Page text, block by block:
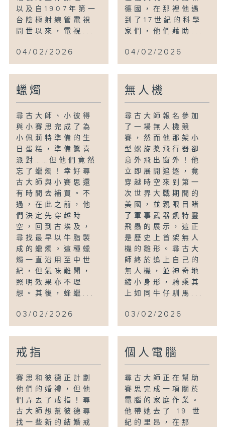
以及自1907年第一
台陰極射線管電視
問世以來，電視...
04/02/2026
德國，在那裡他遇
到了17世紀的科學
家們，他們藉助...
04/02/2026
蠟燭
尋古大師、小彼得
與小賽思完成了為
小佩莉特準備的生
日蛋糕，準備驚喜
派對……但他們竟然
忘了蠟燭！幸好尋
古大師與小賽思還
有時間去補買。不
過，在此之前，他
們決定先穿越時
空，回到古埃及，
尋找最早以牛脂製
成的蠟燭。這種蠟
燭一直沿用至中世
紀，但氣味難聞，
照明效果亦不理
想。其後，蜂蠟...
03/02/2026
無人機
尋古大師報名參加
了一場無人機競
賽，然而他那架小
型螺旋槳飛行器卻
意外飛出窗外！他
立即展開追逐，竟
穿越時空來到第一
次世界大戰期間的
美國，並親眼目睹
了軍事武器凱特靈
飛蟲的展示，這正
是歷史上首架無人
機的雛形。尋古大
師終於追上自己的
無人機，並神奇地
縮小身形，騎乘其
上如同牛仔馴馬...
03/02/2026
戒指
賽思和彼德正計劃
他們的婚禮，但他
們弄丟了戒指！尋
古大師想幫彼德尋
找一些新的結婚戒
個人電腦
尋古大師正在幫助
賽思完成一項關於
電腦的家庭作業。
他帶她去了 19 世
紀的里昂，在那